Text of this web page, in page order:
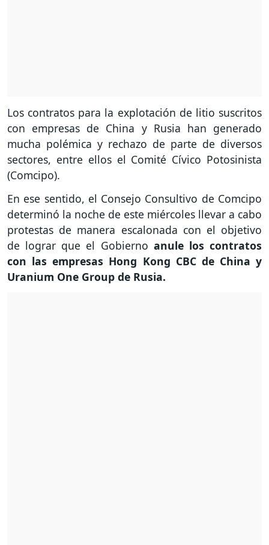
Los contratos para la explotación de litio suscritos
con empresas de China y Rusia han generado
mucha polémica y rechazo de parte de diversos
sectores, entre ellos el Comité Cívico Potosinista
(Comcipo).
En ese sentido, el Consejo Consultivo de Comcipo
determinó la noche de este miércoles llevar a cabo
protestas de manera escalonada con el objetivo
de lograr que el Gobierno anule los contratos
con las empresas Hong Kong CBC de China y
Uranium One Group de Rusia.